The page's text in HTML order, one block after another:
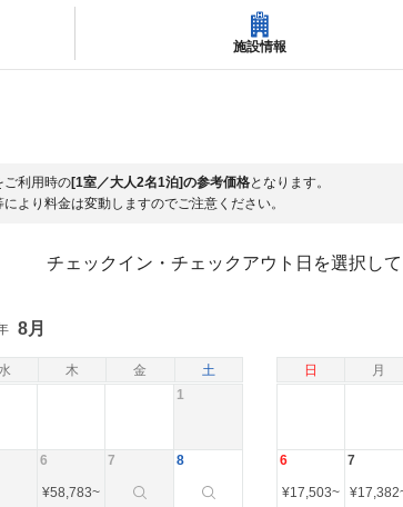
施設情報
ご利用時の[1室／大人2名1泊]の参考価格となります。
より料金は変動しますのでご注意ください。
チェックイン・チェックアウト日を選択し
木 金 土 日 月
8月
1
6
¥58,783~
7 8 6
¥17,503~
7
¥17,382